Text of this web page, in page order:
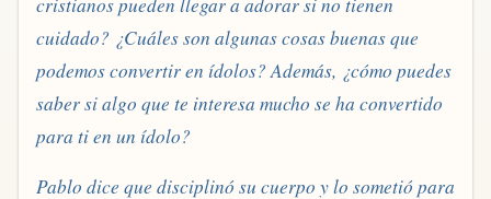
cuidado? ¿Cuáles son algunas cosas buenas que
podemos convertir en ídolos? Además, ¿cómo puedes
saber si algo que te interesa mucho se ha convertido
para ti en un ídolo?
Pablo dice que disciplinó su cuerpo y lo sometió para